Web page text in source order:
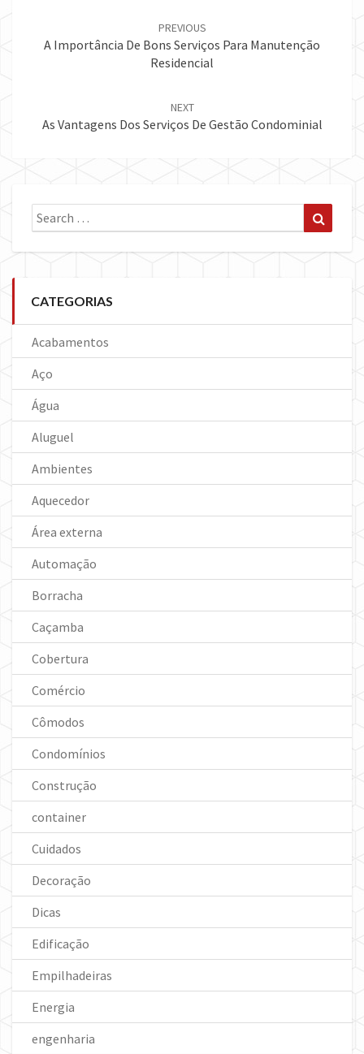
PREVIOUS
A Importância De Bons Serviços Para Manutenção
Residencial
NEXT
As Vantagens Dos Serviços De Gestão Condominial
Search
for:
CATEGORIAS
Acabamentos
Aço
Água
Aluguel
Ambientes
Aquecedor
Área externa
Automação
Borracha
Caçamba
Cobertura
Comércio
Cômodos
Condomínios
Construção
container
Cuidados
Decoração
Dicas
Edificação
Empilhadeiras
Energia
engenharia